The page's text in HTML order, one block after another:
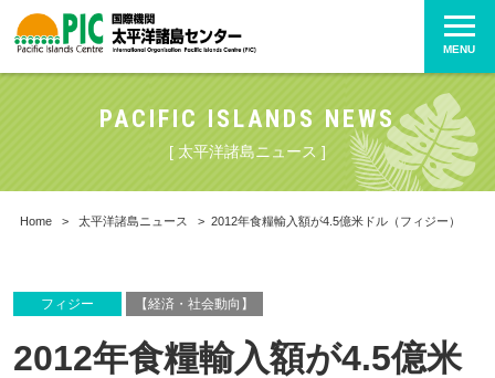
MENU
PACIFIC ISLANDS NEWS
[ 太平洋諸島ニュース ]
Home > 太平洋諸島ニュース > 2012年食糧輸入額が4.5億米ドル（フィジー）
フィジー 【経済・社会動向】
2012年食糧輸入額が4.5億米